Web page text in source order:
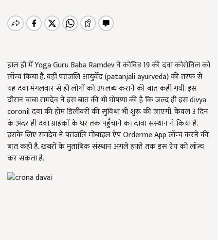
हाल ही में Yoga Guru Baba Ramdev ने कोविड 19 की दवा कोरोनिल को
लॉन्च किया है. वहीं पतंजलि आयुर्वेद (patanjali ayurveda) की तरफ से
यह दवा मंगलवार से ही लोगों को उपलब्ध कराने की बात कही गयी. इस
दौरान बाबा रामदेव ने इस बात की भी घोषणा की है कि जल्द ही इस divya
coronil दवा की होम डिलीवरी की सुविधा भी शुरू की जाएगी. केवल 3 दिन
के अंदर ही दवा ग्राहकों के घर तक पहुँचाने का दावा संस्थान ने किया है.
इसके लिए रामदेव ने पतंजलि मोबाइल ऐप Orderme App लॉन्च करने की
बात कही है. खबरों के मुताबिक संस्थान अगले हफ्ते तक इस ऐप को लॉन्च
कर सकता है.